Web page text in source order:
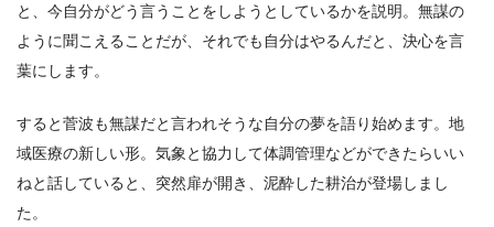
と、今自分がどう言うことをしようとしているかを説明。無謀の
ように聞こえることだが、それでも自分はやるんだと、決心を言
葉にします。
すると菅波も無謀だと言われそうな自分の夢を語り始めます。地
域医療の新しい形。気象と協力して体調管理などができたらいい
ねと話していると、突然扉が開き、泥酔した耕治が登場しまし
た。